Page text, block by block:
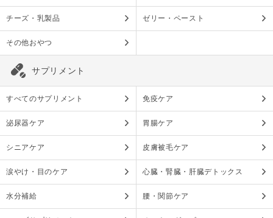
チーズ・乳製品 ゼリー・ペースト
その他おやつ
サプリメント
すべてのサプリメント 免疫ケア
泌尿器ケア 胃腸ケア
シニアケア 皮膚被毛ケア
涙やけ・目のケア 心臓・腎臓・肝臓デトックス
水分補給 腰・関節ケア